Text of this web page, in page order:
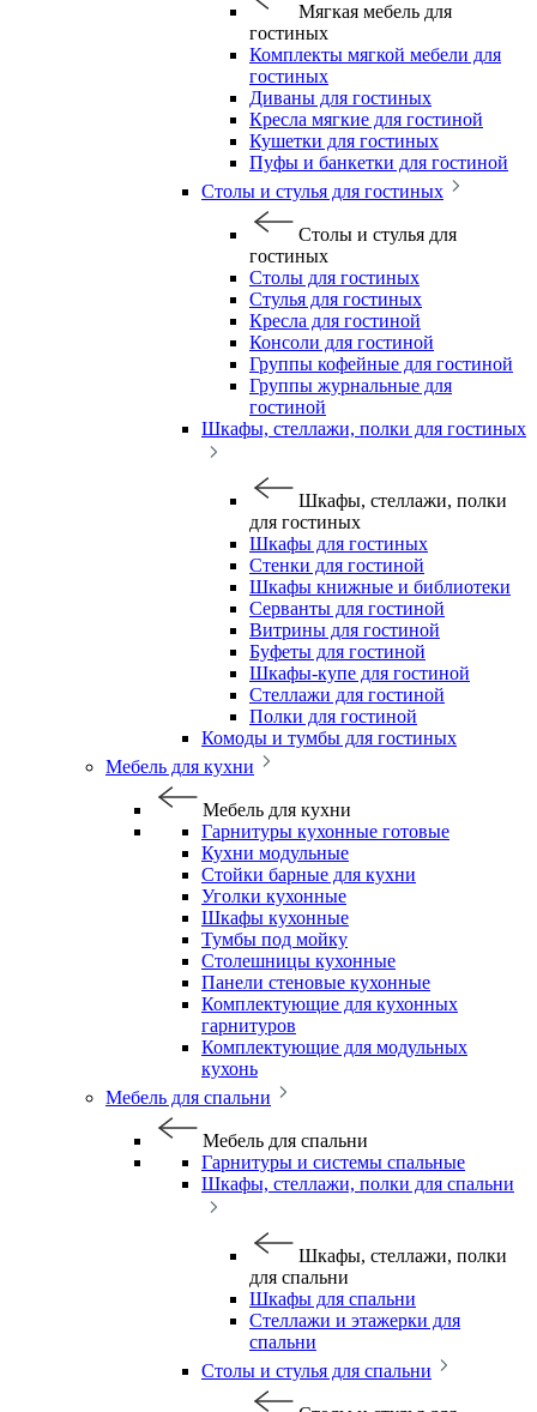
Мягкая мебель для
гостиных
Комплекты мягкой мебели для
гостиных
Диваны для гостиных
Кресла мягкие для гостиной
Кушетки для гостиных
Пуфы и банкетки для гостиной
Столы и стулья для гостиных
Столы и стулья для
гостиных
Столы для гостиных
Стулья для гостиных
Кресла для гостиной
Консоли для гостиной
Группы кофейные для гостиной
Группы журнальные для
гостиной
Шкафы, стеллажи, полки для гостиных
Шкафы, стеллажи, полки
для гостиных
Шкафы для гостиных
Стенки для гостиной
Шкафы книжные и библиотеки
Серванты для гостиной
Витрины для гостиной
Буфеты для гостиной
Шкафы-купе для гостиной
Стеллажи для гостиной
Полки для гостиной
Комоды и тумбы для гостиных
Мебель для кухни
Мебель для кухни
Гарнитуры кухонные готовые
Кухни модульные
Стойки барные для кухни
Уголки кухонные
Шкафы кухонные
Тумбы под мойку
Столешницы кухонные
Панели стеновые кухонные
Комплектующие для кухонных
гарнитуров
Комплектующие для модульных
кухонь
Мебель для спальни
Мебель для спальни
Гарнитуры и системы спальные
Шкафы, стеллажи, полки для спальни
Шкафы, стеллажи, полки
для спальни
Шкафы для спальни
Стеллажи и этажерки для
спальни
Столы и стулья для спальни